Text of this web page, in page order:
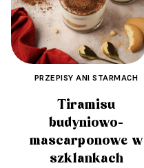
PRZEPISY ANI STARMACH
Tiramisu
budyniowo-
mascarponowe w
szklankach